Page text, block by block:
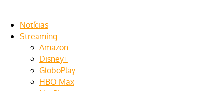
Notícias
Streaming
Amazon
Disney+
GloboPlay
HBO Max